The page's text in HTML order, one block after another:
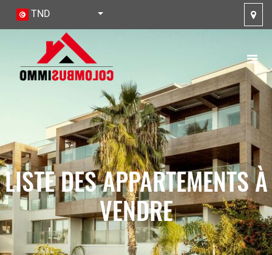
TND
LISTE DES APPARTEMENTS À
VENDRE